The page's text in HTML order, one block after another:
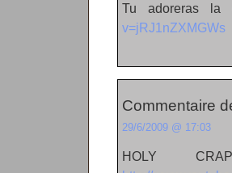
Tu adoreras la
v=jRJ1nZXMGWs
Commentaire
29/6/2009 @ 17:03
HOLY